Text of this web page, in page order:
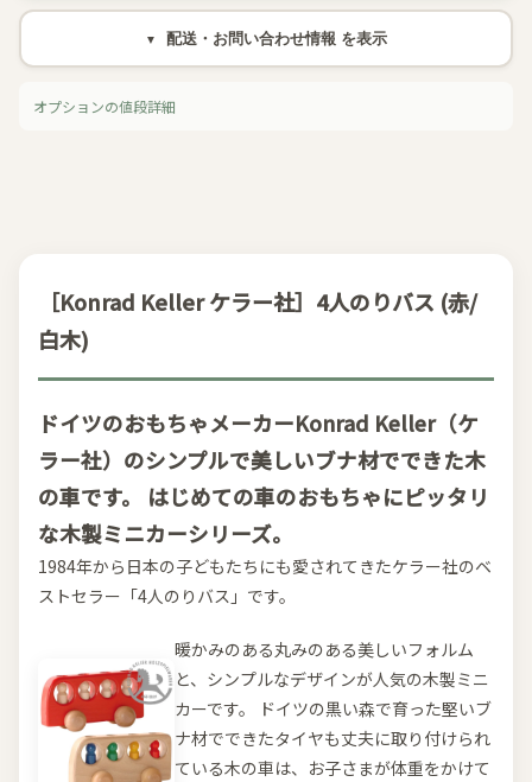
配送・お問い合わせ情報
オプションの値段詳細
［Konrad Keller ケラー社］4人のりバス (赤/
白木)
ドイツのおもちゃメーカーKonrad Keller（ケ
ラー社）のシンプルで美しいブナ材でできた木
の車です。 はじめての車のおもちゃにピッタリ
な木製ミニカーシリーズ。
1984年から日本の子どもたちにも愛されてきたケラー社のベ
ストセラー「4人のりバス」です。
暖かみのある丸みのある美しいフォルム
と、シンプルなデザインが人気の木製ミニ
カーです。 ドイツの黒い森で育った堅いブ
ナ材でできたタイヤも丈夫に取り付けられ
ている木の車は、お子さまが体重をかけて